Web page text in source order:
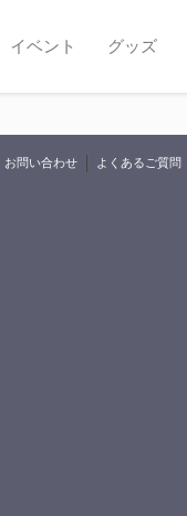
イベント グッズ
お問い合わせ よくあるご質問